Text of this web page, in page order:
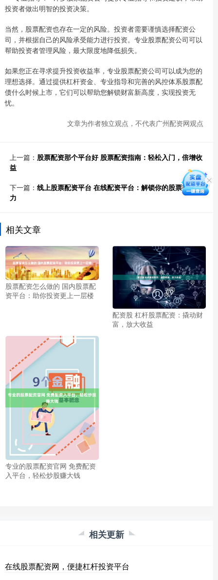
投资者做出明智的投资决策。
当然，股票配资也存在一定的风险。投资者需要谨慎选择配资公
司，并根据自己的风险承受能力进行投资。专业股票配资公司可以
帮助投资者管理风险，最大限度地降低损失。
如果您正在寻求提升投资收益率，专业股票配资公司可以成为您的
理想选择。通过提供杠杆资金、专业指导和完善的风控体系股票配
债什么时候上市，它们可以帮助您解锁财富新高度，实现投资无
忧。
文章为作者独立观点，不代表广州配资网观点
上一篇： 股票配资那个平台好 股票配资指南：轻松入门，倍增收
益
下一篇： 线上股票配资平台 在线配资平台：解锁你的股票投资潜
力
相关文章
股票配资怎么做的 国内股票配
资平台：助你投资更上一层楼
配资股 杠杆股票配资：撬动财
富，放大收益
专业的股票配资官网 免费配资
入平台，轻松炒股赚大钱
相关更新
在线股票配资网，便捷杠杆投资平台